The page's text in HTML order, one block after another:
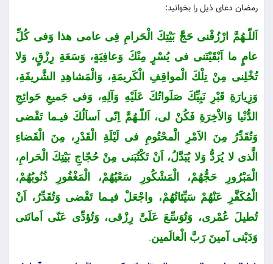
رمضان دعای ذیل را بخوانید:
اَللّـهُمَّ ارْزُقْنی حَجَّ بَیْتِكَ الْحَرامِ فِی عامی هذا وَفی كُلِّ
عامٍ ما اَبْقَیْتَنی فی یُسْرٍ مِنْكَ وَعافِیَةٍ، وَسَعَةِ رِزْقٍ، وَلا
تُخْلِنی مِنْ تِلْكَ الْمواقِفِ الْكَریمَةِ، وَالْمَشاهِدِ الشَّریفَةِ،
وَزِیارَةِ قَبْرِ نَبِیِّكَ صَلَواتُكَ عَلَیْهِ وَآلِهِ، وَفی جَمیعِ حَوائِجِ
الدُّنْیا وَالاَْخِرَةِ فَكُنْ لی، اَللّـهُمَّ اِنّی اَساَلُكَ فیـما تَقْضی
وَتُقَدِّرُ مِنَ الاََمْرِ الَْمحْتُومِ فی لَیْلَةِ الْقَدْرِ، مِنَ الْقَضاءِ
الَّذی لا یُرَدُّ وَلا یُبَدَّلُ، اَنْ تَكْتُبَنی مِنْ حُجّاجِ بَیْتِكَ الْحَرامِ،
الْمَبْرُورِ حَجُّهُمْ، الْمَشْكُورِ سَعْیُهُمْ، الْمَغْفُورِ ذُنُوبُهُمْ،
الْمُكَفَّرِ عَنْهُمْ سَیِّئاتُهُمْ، واجْعَلْ فیـما تَقْضی وَتُقَدِّرُ، اَنْ
تُطیلَ عُمْری، وَتُوَسِّعَ عَلَیَّ رِزْقی، وَتُؤدِّی عَنّی اَمانَتی
وَدَیْنی آمینَ رَبَّ الْعالَمین.